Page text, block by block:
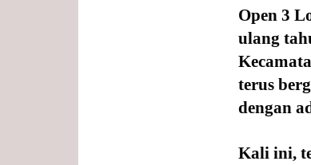
Open 3
ulang
terus
dengan
Kali ini,